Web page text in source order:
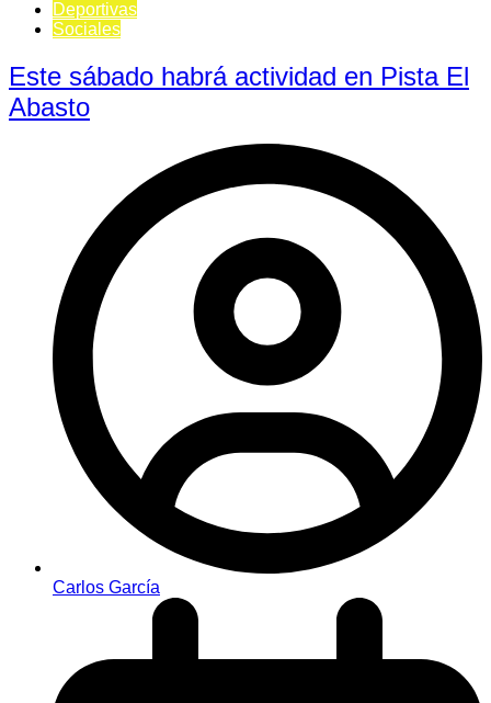
Deportivas
Sociales
Este sábado habrá actividad en Pista El
Abasto
Carlos García